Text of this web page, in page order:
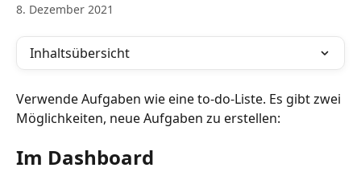
8. Dezember 2021
Inhaltsübersicht
Verwende Aufgaben wie eine to-do-Liste. Es gibt zwei
Möglichkeiten, neue Aufgaben zu erstellen:
Im Dashboard